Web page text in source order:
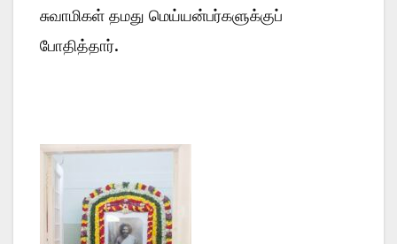
சுவாமிகள் தமது மெய்யன்பர்களுக்குப்
போதித்தார்.